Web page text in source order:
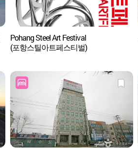
Pohang Steel Art Festival
(포항스틸아트페스티벌)